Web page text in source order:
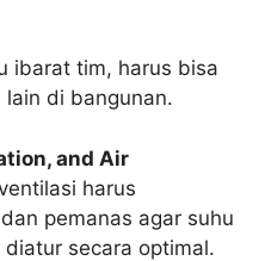
ibarat tim, harus bisa
di bangunan.
and Air
harus
pemanas agar suhu
secara optimal.